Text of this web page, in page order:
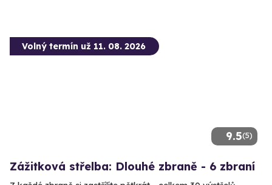
9.5(5)
Volný termín už 11. 08. 2026
Zážitková střelba: Dlouhé zbraně - 6 zbraní